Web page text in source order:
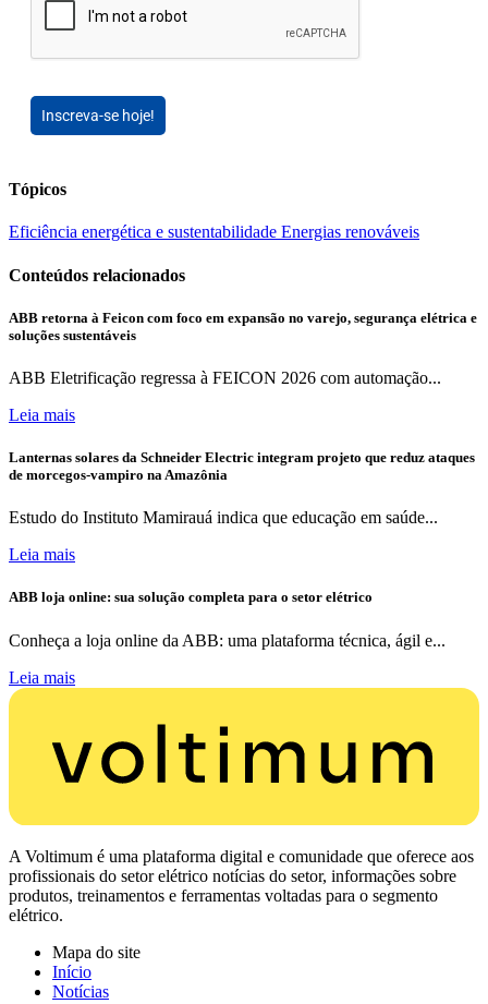
Inscreva-se hoje!
Tópicos
Eficiência energética e sustentabilidade Energias renováveis
Conteúdos relacionados
ABB retorna à Feicon com foco em expansão no varejo, segurança elétrica e
soluções sustentáveis
ABB Eletrificação regressa à FEICON 2026 com automação...
Leia mais
Lanternas solares da Schneider Electric integram projeto que reduz ataques
de morcegos-vampiro na Amazônia
Estudo do Instituto Mamirauá indica que educação em saúde...
Leia mais
ABB loja online: sua solução completa para o setor elétrico
Conheça a loja online da ABB: uma plataforma técnica, ágil e...
Leia mais
A Voltimum é uma plataforma digital e comunidade que oferece aos
profissionais do setor elétrico notícias do setor, informações sobre
produtos, treinamentos e ferramentas voltadas para o segmento
elétrico.
Mapa do site
Início
Notícias